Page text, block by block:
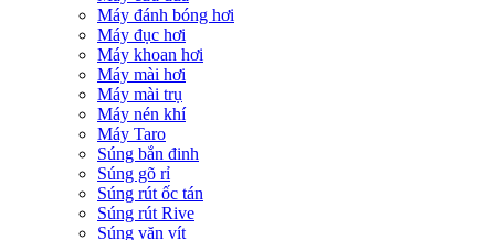
Máy đánh bóng hơi
Máy đục hơi
Máy khoan hơi
Máy mài hơi
Máy mài trụ
Máy nén khí
Máy Taro
Súng bắn đinh
Súng gõ rỉ
Súng rút ốc tán
Súng rút Rive
Súng vặn vít